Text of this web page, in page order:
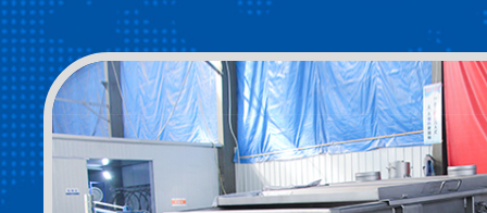
其他设备